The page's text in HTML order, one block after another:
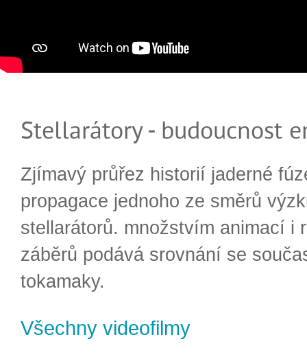
Stellarátory - budoucnost
Zjímavý průřez historií jaderné
propagace jednoho ze směrů
stellarátorů. množstvím animací i
záběrů podává srovnání se
tokamaky.
Všechny videofilmy